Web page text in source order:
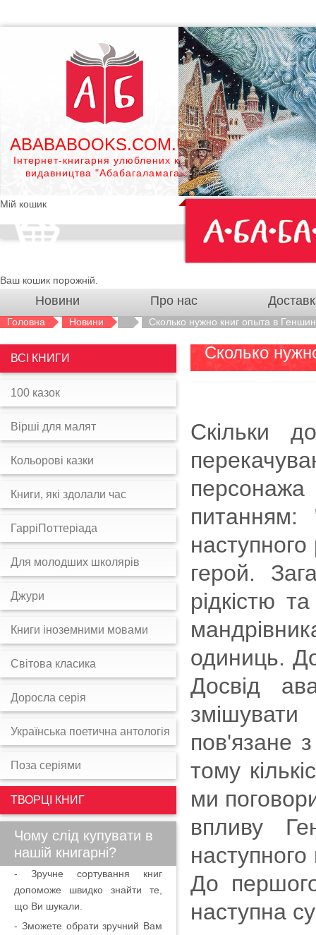
ABABABOOKS.COM.UA
Інтернет-книгарня улюблених книг
видавництва "Абабагаламага"
Мій кошик
Ваш кошик порожній.
Новини Про нас
Головна Новини Сколько нужно книг опыта в
Сколько
Скільки
питанням:
герой.
рідкістю
одиниць.
Досвід
пов'язане
тому
ми
впливу
До
наступна
ВСІ КНИГИ
100 казок
Вірші для малят
Кольорові казки
Книги, які здолали час
ГарріПоттеріада
Для молодших школярів
Джури
Книги іноземними мовами
Світова класика
Доросла серія
Українська поетична антологія
Поза серіями
ТВОРЦІ КНИГ
Чому слід купувати в
нашій книгарні?
- Зручне сортування книг
допоможе швидко знайти те,
що Ви шукали.
- Зможете обрати зручний Вам